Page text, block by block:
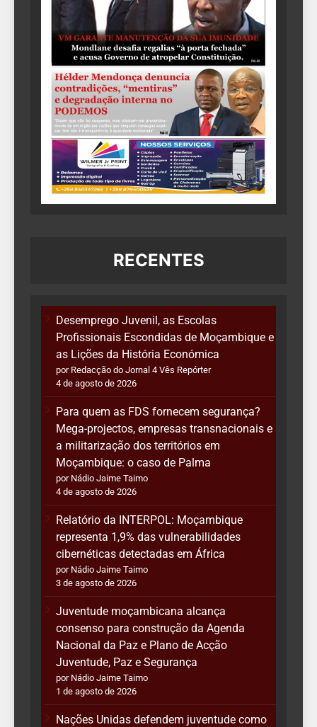
RECENTES
Desemprego Juvenil, as Escolas
Profissionais Escondidas de Moçambique e
as Lições da História Económica
por Redacção do Jornal 4 Vês Repórter
4 de agosto de 2026
Para quem as FDS fornecem segurança?
Mega-projectos, empresas transnacionais e
a militarização dos territórios em
Moçambique: o caso de Palma
por Nádio Jaime Taimo
4 de agosto de 2026
Relatório da INTERPOL: Moçambique
representa 1,9% das vulnerabilidades
cibernéticas detectadas em África
por Nádio Jaime Taimo
3 de agosto de 2026
Juventude moçambicana alcança
consenso para construção da Agenda
Nacional da Paz e Plano de Acção
Juventude, Paz e Segurança
por Nádio Jaime Taimo
1 de agosto de 2026
Nações Unidas defendem juventude como